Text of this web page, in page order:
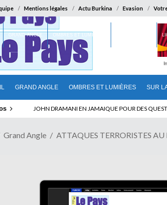
Mentions légales Actu Burkina Evasion
GRAND ANGLE OMBRES ET LUMIÈRES SUR
GRAND ANGLE OMBRES ET LUMIÈRES
ELECTION DE TALON A LA TETE DU SENAT
Grand Angle ATTAQUES TERRORISTES